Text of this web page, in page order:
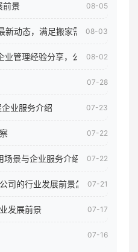
前景 08-05
新动态，满足搬家需求！08-03
业管理经验分享，公司员工电脑核
08-02
07-28
业服务介绍 07-23
07-22
景与企业服务介绍 07-22
司的行业发展前景怎样07-21
发展前景 07-17
07-16